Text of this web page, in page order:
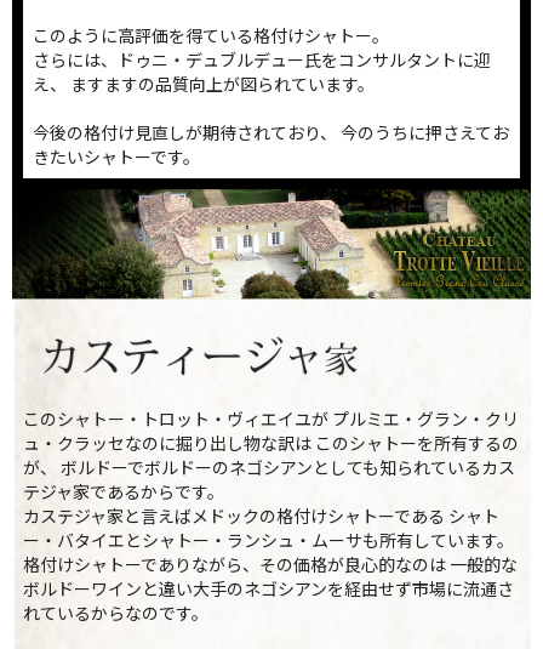
このように高評価を得ている格付けシャトー。
さらには、ドゥニ・デュブルデュー氏をコンサルタントに迎
え、 ますますの品質向上が図られています。
今後の格付け見直しが期待されており、 今のうちに押さえてお
きたいシャトーです。
このシャトー・トロット・ヴィエイユが プルミエ・グラン・クリ
ュ・クラッセなのに掘り出し物な訳は このシャトーを所有するの
が、 ボルドーでボルドーのネゴシアンとしても知られているカス
テジャ家であるからです。
カステジャ家と言えばメドックの格付けシャトーである シャト
ー・バタイエとシャトー・ランシュ・ムーサも所有しています。
格付けシャトーでありながら、その価格が良心的なのは 一般的な
ボルドーワインと違い大手のネゴシアンを経由せず市場に流通さ
れているからなのです。